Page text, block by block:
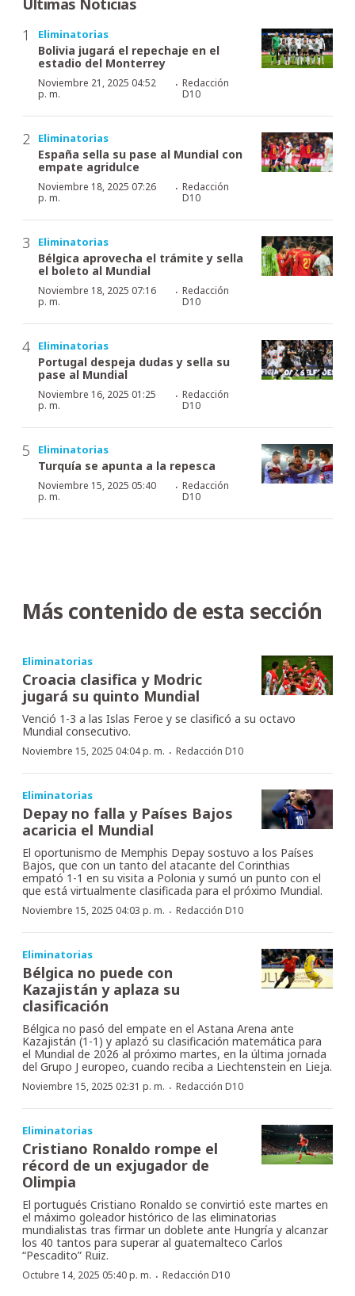
Últimas Noticias
Eliminatorias
Bolivia jugará el repechaje en el
estadio del Monterrey
Noviembre 21, 2025 04:52
p. m.
·Redacción
D10
Eliminatorias
España sella su pase al Mundial con
empate agridulce
Noviembre 18, 2025 07:26
p. m.
·Redacción
D10
Eliminatorias
Bélgica aprovecha el trámite y sella
el boleto al Mundial
Noviembre 18, 2025 07:16
p. m.
·Redacción
D10
Eliminatorias
Portugal despeja dudas y sella su
pase al Mundial
Noviembre 16, 2025 01:25
p. m.
·Redacción
D10
Eliminatorias
Turquía se apunta a la repesca
Noviembre 15, 2025 05:40
p. m.
·Redacción
D10
Más contenido de esta sección
Eliminatorias
Croacia clasifica y Modric
jugará su quinto Mundial
Venció 1-3 a las Islas Feroe y se clasificó a su octavo
Mundial consecutivo.
Noviembre 15, 2025 04:04 p. m. · Redacción D10
Eliminatorias
Depay no falla y Países Bajos
acaricia el Mundial
El oportunismo de Memphis Depay sostuvo a los Países
Bajos, que con un tanto del atacante del Corinthias
empató 1-1 en su visita a Polonia y sumó un punto con el
que está virtualmente clasificada para el próximo Mundial.
Noviembre 15, 2025 04:03 p. m. · Redacción D10
Eliminatorias
Bélgica no puede con
Kazajistán y aplaza su
clasificación
Bélgica no pasó del empate en el Astana Arena ante
Kazajistán (1-1) y aplazó su clasificación matemática para
el Mundial de 2026 al próximo martes, en la última jornada
del Grupo J europeo, cuando reciba a Liechtenstein en Lieja.
Noviembre 15, 2025 02:31 p. m. · Redacción D10
Eliminatorias
Cristiano Ronaldo rompe el
récord de un exjugador de
Olimpia
El portugués Cristiano Ronaldo se convirtió este martes en
el máximo goleador histórico de las eliminatorias
mundialistas tras firmar un doblete ante Hungría y alcanzar
los 40 tantos para superar al guatemalteco Carlos
“Pescadito” Ruiz.
Octubre 14, 2025 05:40 p. m. · Redacción D10